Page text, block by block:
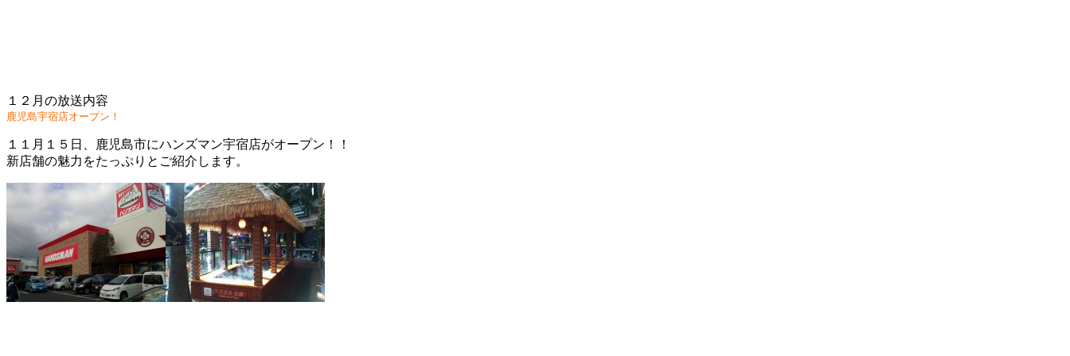
１２月の放送内容
鹿児島宇宿店オープン！
１１月１５日、鹿児島市にハンズマン宇宿店がオープン！！
新店舗の魅力をたっぷりとご紹介します。